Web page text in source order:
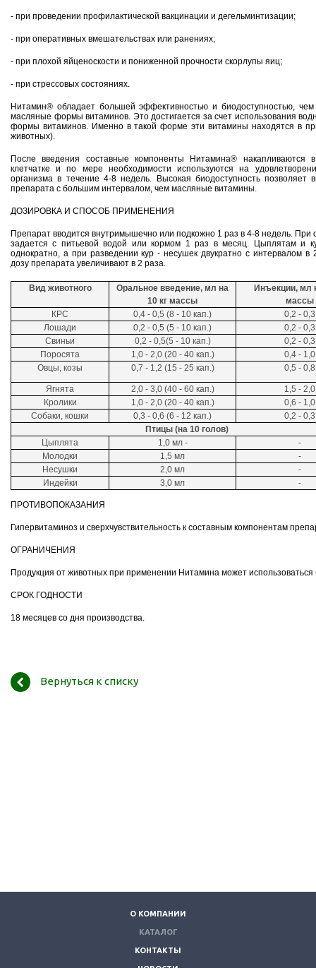
- при проведении профилактической вакцинации и дегельминтизации;
- при оперативных вмешательствах или ранениях;
- при плохой яйценоскости и пониженной прочности скорлупы яиц;
- при стрессовых состояниях.
Нитамин® обладает большей эффективностью и биодоступностью,
масляные формы витаминов. Это достигается за счет использования
формы витаминов. Именно в такой форме эти витамины находятся в
животных).
После введения составные компоненты Нитамина®
клетчатке и по мере необходимости используются на
организма в течение 4-8 недель. Высокая биодоступность позволяет
препарата с большим интервалом, чем масляные витамины.
ДОЗИРОВКА И СПОСОБ ПРИМЕНЕНИЯ
Препарат вводится внутримышечно или подкожно 1 раз в 4-8 недель. При
задается с питьевой водой или кормом 1 раз в месяц. Цыплятам и
однократно, а при разведении кур - несушек двукратно с интервалом
дозу препарата увеличивают в 2 раза.
Вид животного
Оральное введение, мл на
10 кг массы
Инъекции, мл
массы
КРС
0,4 - 0,5 (8 - 10 кап.)
0,2 - 0,3
Лошади
0,2 - 0,5 (5 - 10 кап.)
0,2 - 0,3
Свиньи
0,2 - 0,5(5 - 10 кап.)
0,2 - 0,3
Поросята
1,0 - 2,0 (20 - 40 кап.)
0,4 - 1,0
Овцы, козы
0,7 - 1,2 (15 - 25 кап.) 0,5 - 0,8
Ягнята 2,0 - 3,0 (40 - 60 кап.)
1,5 - 2,0
Кролики
1,0 - 2,0 (20 - 40 кап.)
0,6 - 1,0
Собаки, кошки
0,3 - 0,6 (6 - 12 кап.)
0,2 - 0,3
Птицы (на 10 голов)
Цыплята
1,0 мл -
-
Молодки
1,5 мл
-
Несушки
2,0 мл
-
Индейки
3,0 мл -
ПРОТИВОПОКАЗАНИЯ
Гипервитаминоз и сверхчувствительность к составным компонентам
ОГРАНИЧЕНИЯ
Продукция от животных при применении Нитамина может использоваться
СРОК ГОДНОСТИ
18 месяцев со дня производства.
Вернуться к списку
О КОМПАНИИ
КАТАЛОГ
КОНТАКТЫ